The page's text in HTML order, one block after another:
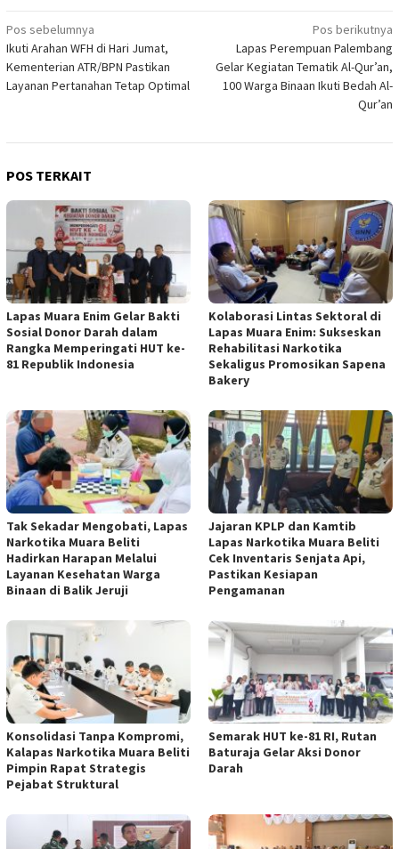
Navigasi
pos
Pos sebelumnya
Ikuti Arahan WFH di Hari Jumat,
Kementerian ATR/BPN Pastikan
Layanan Pertanahan Tetap Optimal
Pos berikutnya
Lapas Perempuan Palembang
Gelar Kegiatan Tematik Al-Qur’an,
100 Warga Binaan Ikuti Bedah Al-
Qur’an
POS TERKAIT
Lapas Muara Enim Gelar Bakti
Sosial Donor Darah dalam
Rangka Memperingati HUT ke-
81 Republik Indonesia
Kolaborasi Lintas Sektoral di
Lapas Muara Enim: Sukseskan
Rehabilitasi Narkotika
Sekaligus Promosikan Sapena
Bakery
Tak Sekadar Mengobati, Lapas
Narkotika Muara Beliti
Hadirkan Harapan Melalui
Layanan Kesehatan Warga
Binaan di Balik Jeruji
Jajaran KPLP dan Kamtib
Lapas Narkotika Muara Beliti
Cek Inventaris Senjata Api,
Pastikan Kesiapan
Pengamanan
Konsolidasi Tanpa Kompromi,
Kalapas Narkotika Muara Beliti
Pimpin Rapat Strategis
Pejabat Struktural
Semarak HUT ke-81 RI, Rutan
Baturaja Gelar Aksi Donor
Darah